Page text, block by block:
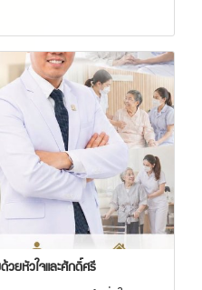
วยหัวใจและศักดิ์ศรี